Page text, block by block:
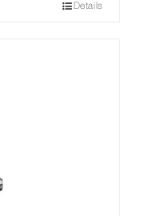
Details